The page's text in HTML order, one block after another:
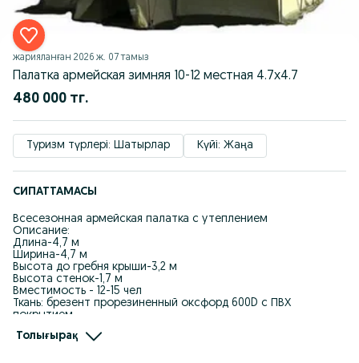
жарияланған 2026 ж. 07 тамыз
Палатка армейская зимняя 10-12 местная 4.7х4.7
480 000 тг.
Туризм түрлері: Шатырлар Күйі: Жаңа
СИПАТТАМАСЫ
Всесезонная армейская палатка с утеплением
Описание:
Длина-4,7 м
Ширина-4,7 м
Высота до гребня крыши-3,2 м
Высота стенок-1,7 м
Вместимость - 12-15 чел
Ткань: брезент прорезиненный оксфорд 600D с ПВХ
покрытием
Пластина огнезащитная для дымохода-1 шт
Толығырақ